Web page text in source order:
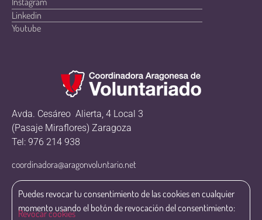
Linkedin
Youtube
Avda. Cesáreo Alierta, 4 Local 3
(Pasaje Miraflores) Zaragoza
Tel: 976 214 938
coordinadora@aragonvoluntario.net
Puedes revocar tu consentimiento de las cookies en cualquier
momento usando el botón de revocación del consentimiento:
Revocar cookies